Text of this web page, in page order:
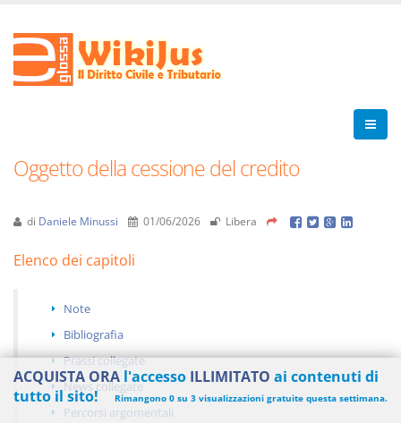
Oggetto della cessione del credito
di Daniele Minussi 01/06/2026 Libera
Elenco dei capitoli
Note
Bibliografia
Prassi collegate
News collegate
Percorsi argomentali
ACQUISTA ORA l'accesso ILLIMITATO ai contenuti di
tutto il sito!
Rimangono 0 su 3 visualizzazioni gratuite questa settimana.